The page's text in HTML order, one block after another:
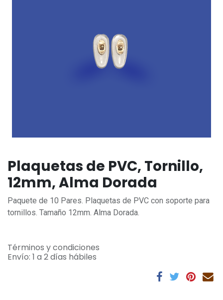
Plaquetas de PVC, Tornillo,
12mm, Alma Dorada
Paquete de 10 Pares. Plaquetas de PVC con soporte para
tornillos. Tamaño 12mm. Alma Dorada.
Términos y condiciones
Envío: 1 a 2 días hábiles